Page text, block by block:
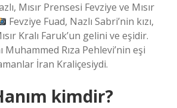
Mısır Prensesi Fevziye ve Mısır
Fevziye Fuad, Nazlı Sabri’nin kızı,
Kralı Faruk’un gelini ve eşidir.
Muhammed Rıza Pehlevi’nin eşi
İran Kraliçesiydi.
kimdir?